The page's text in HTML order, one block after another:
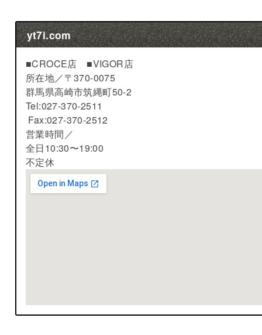
yt7i.com
■CROCE店 ■VIGOR店
所在地／〒370-0075
群馬県高崎市筑縄町50-2
Tel:027-370-2511
Fax:027-370-2512
営業時間／
全日10:30〜19:00
不定休